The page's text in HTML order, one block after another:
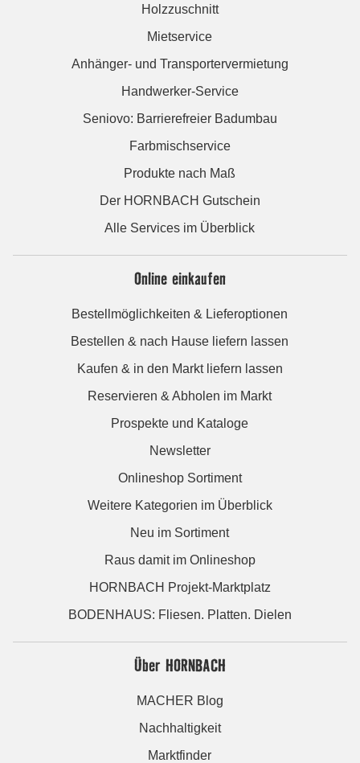
Holzzuschnitt
Mietservice
Anhänger- und Transportervermietung
Handwerker-Service
Seniovo: Barrierefreier Badumbau
Farbmischservice
Produkte nach Maß
Der HORNBACH Gutschein
Alle Services im Überblick
Online einkaufen
Bestellmöglichkeiten & Lieferoptionen
Bestellen & nach Hause liefern lassen
Kaufen & in den Markt liefern lassen
Reservieren & Abholen im Markt
Prospekte und Kataloge
Newsletter
Onlineshop Sortiment
Weitere Kategorien im Überblick
Neu im Sortiment
Raus damit im Onlineshop
HORNBACH Projekt-Marktplatz
BODENHAUS: Fliesen. Platten. Dielen
Über HORNBACH
MACHER Blog
Nachhaltigkeit
Marktfinder